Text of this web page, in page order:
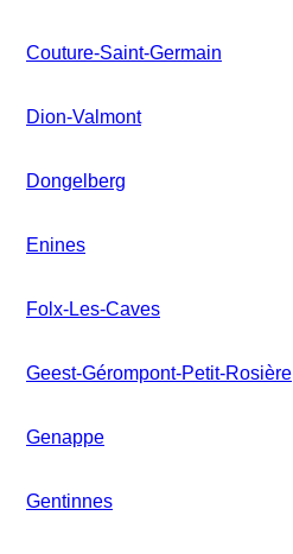
Couture-Saint-Germain
Dion-Valmont
Dongelberg
Enines
Folx-Les-Caves
Geest-Gérompont-Petit-Rosière
Genappe
Gentinnes